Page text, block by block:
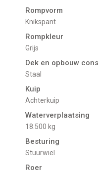
Rompvorm
Knikspant
Rompkleur
Grijs
Dek en opbouw
Staal
Kuip
Achterkuip
Waterverplaatsing
18.500 kg
Besturing
Stuurwiel
Roer